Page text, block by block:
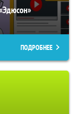
ПОДРОБНЕЕ